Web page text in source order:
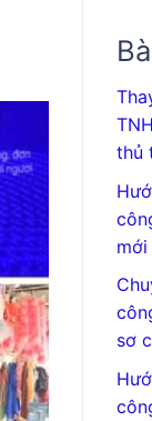
thủ
mới
sơ